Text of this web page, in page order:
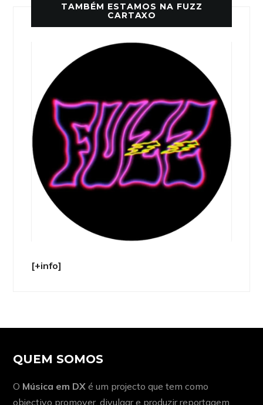
TAMBÉM ESTAMOS NA FUZZ
CARTAXO
[+info]
QUEM SOMOS
O Música em DX é um projecto que tem como
objectivo promover, divulgar e produzir reportagem